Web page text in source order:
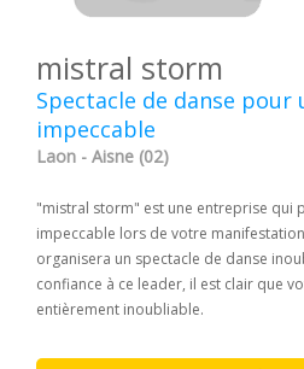
mistral storm
Spectacle de danse pour
impeccable
Laon - Aisne (02)
"mistral storm" est une entreprise qui
impeccable lors de votre
organisera un spectacle de danse
confiance à ce leader, il est clair que
entièrement inoubliable.